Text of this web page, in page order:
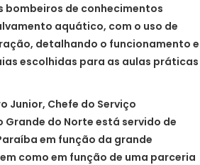
bombeiros de conhecimentos
aquático, com o uso de
detalhando o funcionamento e
escolhidas para as aulas práticas
Junior, Chefe do Serviço
Grande do Norte está servido de
em função da grande
como em função de uma parceria